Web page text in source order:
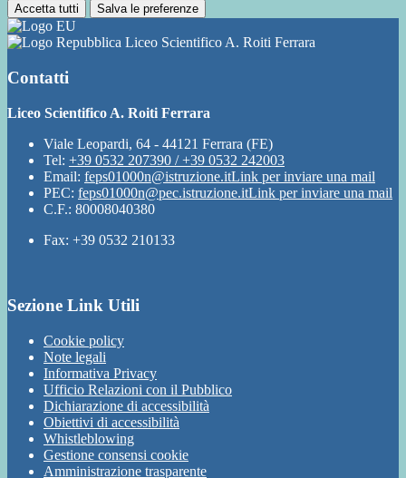
Accetta tutti Salva le preferenze
Liceo Scientifico A. Roiti Ferrara
Contatti
Liceo Scientifico A. Roiti Ferrara
Viale Leopardi, 64 - 44121 Ferrara (FE)
Tel: +39 0532 207390 / +39 0532 242003
Email: feps01000n@istruzione.itLink per inviare una mail
PEC: feps01000n@pec.istruzione.itLink per inviare una mail
C.F.: 80008040380
Fax: +39 0532 210133
Sezione Link Utili
Cookie policy
Note legali
Informativa Privacy
Ufficio Relazioni con il Pubblico
Dichiarazione di accessibilità
Obiettivi di accessibilità
Whistleblowing
Gestione consensi cookie
Amministrazione trasparente